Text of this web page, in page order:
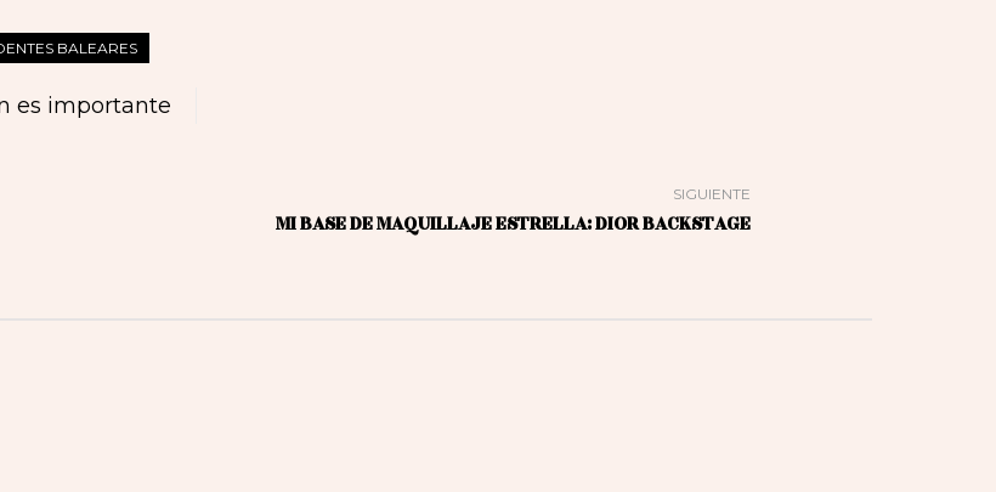
BALEARES
es importante
SIGUIENTE
MI BASE DE MAQUILLAJE ESTRELLA: DIOR BACKSTAGE